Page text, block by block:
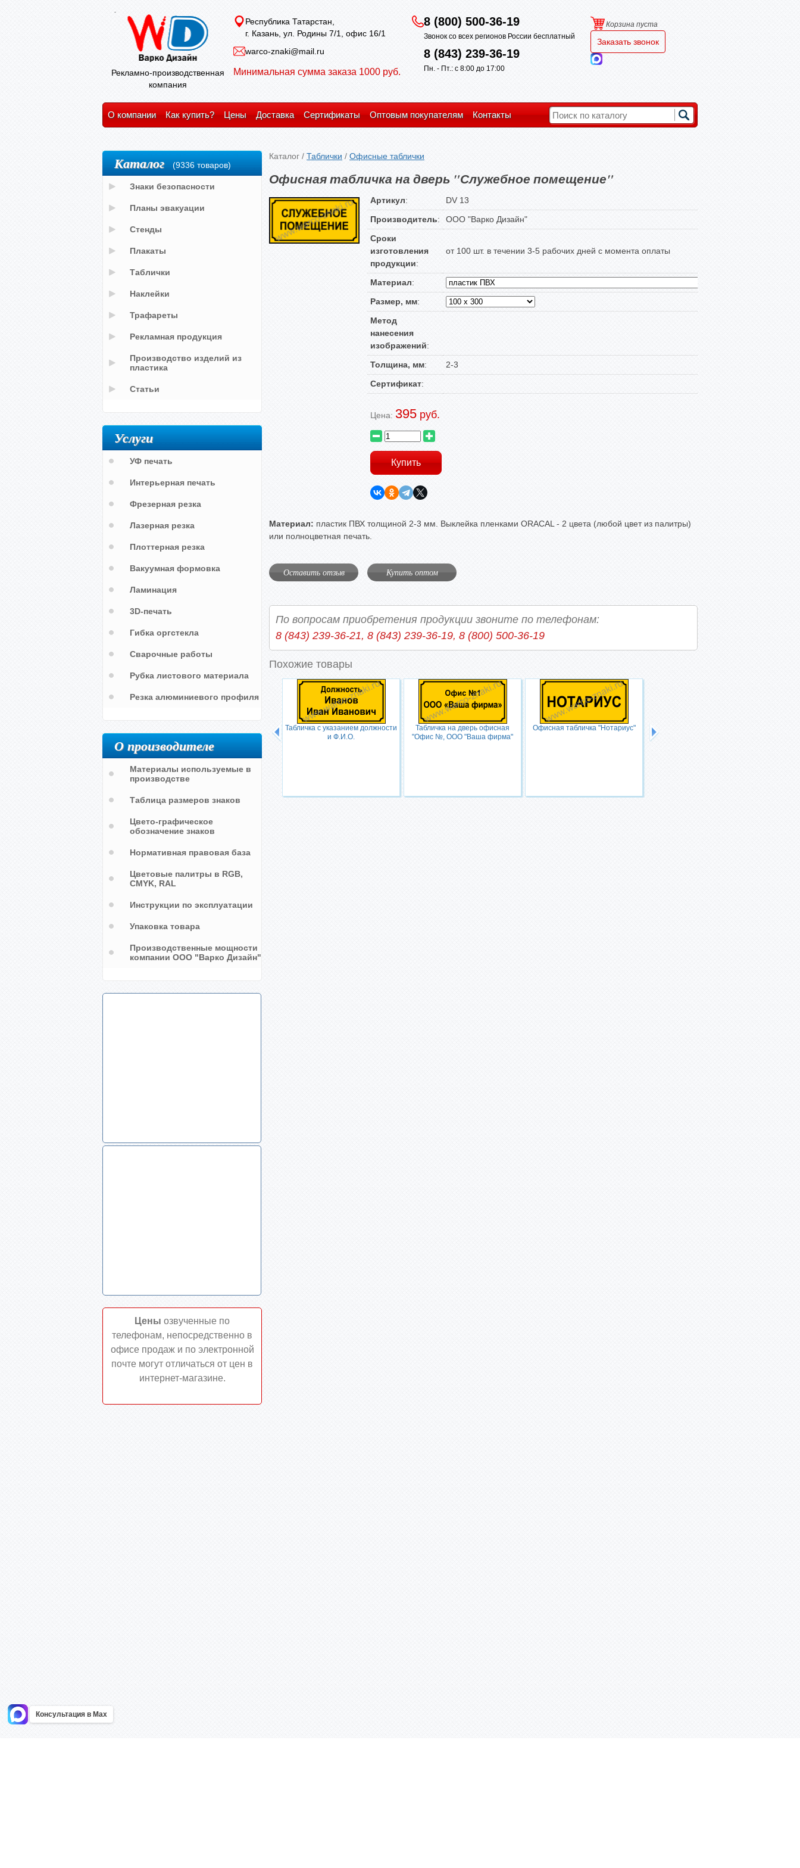
Рекламно-производственная
компания
Республика Татарстан,
г. Казань, ул. Родины 7/1, офис 16/1
warco-znaki@mail.ru
Минимальная сумма заказа 1000 руб.
8 (800) 500-36-19
Звонок со всех регионов России бесплатный
8 (843) 239-36-19
Пн. - Пт.: с 8:00 до 17:00
Корзина пуста
Заказать звонок
О компании Как купить? Цены Доставка Сертификаты Оптовым покупателям Контакты
Каталог / Таблички / Офисные таблички
Офисная табличка на дверь "Служебное помещение"
Артикул:
DV 13
Производитель:
ООО "Варко Дизайн"
Сроки
изготовления
продукции:
от 100 шт. в течении 3-5 рабочих дней с момента оплаты
Материал:
Размер, мм:
Метод
нанесения
изображений:
Толщина, мм:
2-3
Сертификат:
Цена: 395 руб.
Материал: пластик ПВХ толщиной 2-3 мм. Выклейка пленками ORACAL - 2 цвета (любой цвет из палитры)
или полноцветная печать.
Оставить отзыв Купить оптом
По вопросам приобретения продукции звоните по телефонам:
8 (843) 239-36-21, 8 (843) 239-36-19, 8 (800) 500-36-19
Похожие товары
Табличка с указанием должности
и Ф.И.О.
Табличка на дверь офисная
"Офис №, ООО "Ваша фирма"
Офисная табличка "Нотариус"
Каталог (9336 товаров)
Знаки безопасности
Планы эвакуации
Стенды
Плакаты
Таблички
Наклейки
Трафареты
Рекламная продукция
Производство изделий из
пластика
Статьи
Услуги
УФ печать
Интерьерная печать
Фрезерная резка
Лазерная резка
Плоттерная резка
Вакуумная формовка
Ламинация
3D-печать
Гибка оргстекла
Сварочные работы
Рубка листового материала
Резка алюминиевого профиля
О производителе
Материалы используемые в
производстве
Таблица размеров знаков
Цвето-графическое
обозначение знаков
Нормативная правовая база
Цветовые палитры в RGB,
CMYK, RAL
Инструкции по эксплуатации
Упаковка товара
Производственные мощности
компании ООО "Варко Дизайн"
Цены озвученные по
телефонам, непосредственно в
офисе продаж и по электронной
почте могут отличаться от цен в
интернет-магазине.
Консультация в Max